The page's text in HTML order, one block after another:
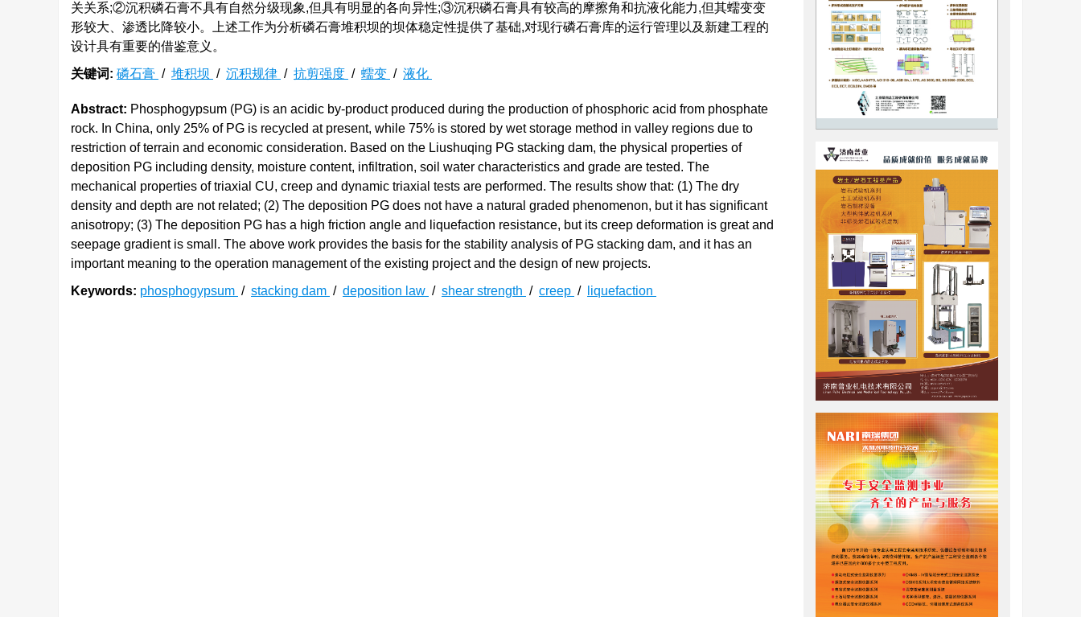
关关系;②沉积磷石膏不具有自然分级现象,但具有明显的各向异性;③沉积磷石膏具有较高的摩擦角和抗液化能力,但其蠕变变
形较大、渗透比降较小。上述工作为分析磷石膏堆积坝的坝体稳定性提供了基础,对现行磷石膏库的运行管理以及新建工程的
设计具有重要的借鉴意义。
关键词: 磷石膏 / 堆积坝 / 沉积规律 / 抗剪强度 / 蠕变 / 液化
Abstract: Phosphogypsum (PG) is an acidic by-product produced during the production of phosphoric acid from phosphate
rock. In China, only 25% of PG is recycled at present, while 75% is stored by wet storage method in valley regions due to
restriction of terrain and economic consideration. Based on the Liushuqing PG stacking dam, the physical properties of
deposition PG including density, moisture content, infiltration, soil water characteristics and grade are tested. The
mechanical properties of triaxial CU, creep and dynamic triaxial tests are performed. The results show that: (1) The dry
density and depth are not related; (2) The deposition PG does not have a natural graded phenomenon, but it has significant
anisotropy; (3) The deposition PG has a high friction angle and liquefaction resistance, but its creep deformation is great and
seepage gradient is small. The above work provides the basis for the stability analysis of PG stacking dam, and it has an
important meaning to the operation management of the existing project and the design of new projects.
Keywords: phosphogypsum / stacking dam / deposition law / shear strength / creep / liquefaction